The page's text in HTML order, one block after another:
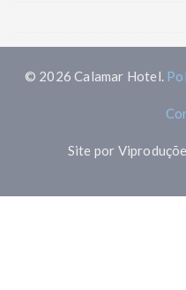
© 2026 Calamar Hotel.
Site por